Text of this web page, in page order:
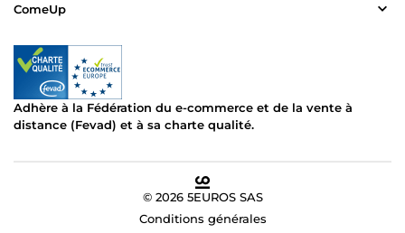
ComeUp
Adhère à la Fédération du e-commerce et de la vente à
distance (Fevad) et à sa charte qualité.
© 2026 5EUROS SAS
Conditions générales